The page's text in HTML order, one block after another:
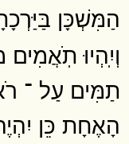
הַמִּשְׁכָּן
וְיִֽהְיוּ תֹֽאֲמִים
תַמִּים עַל ־
הָאֶחָת כֵּן